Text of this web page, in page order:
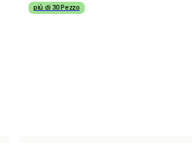
più di 30 Pezzo